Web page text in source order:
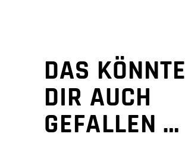
DAS KÖNNTE
DIR AUCH
GEFALLEN …